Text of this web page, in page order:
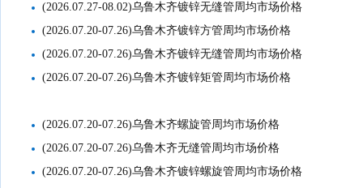
(2026.07.27-08.02)乌鲁木齐镀锌无缝管周均市场价格
(2026.07.20-07.26)乌鲁木齐镀锌方管周均市场价格
(2026.07.20-07.26)乌鲁木齐镀锌无缝管周均市场价格
(2026.07.20-07.26)乌鲁木齐镀锌矩管周均市场价格
(2026.07.20-07.26)乌鲁木齐螺旋管周均市场价格
(2026.07.20-07.26)乌鲁木齐无缝管周均市场价格
(2026.07.20-07.26)乌鲁木齐镀锌螺旋管周均市场价格